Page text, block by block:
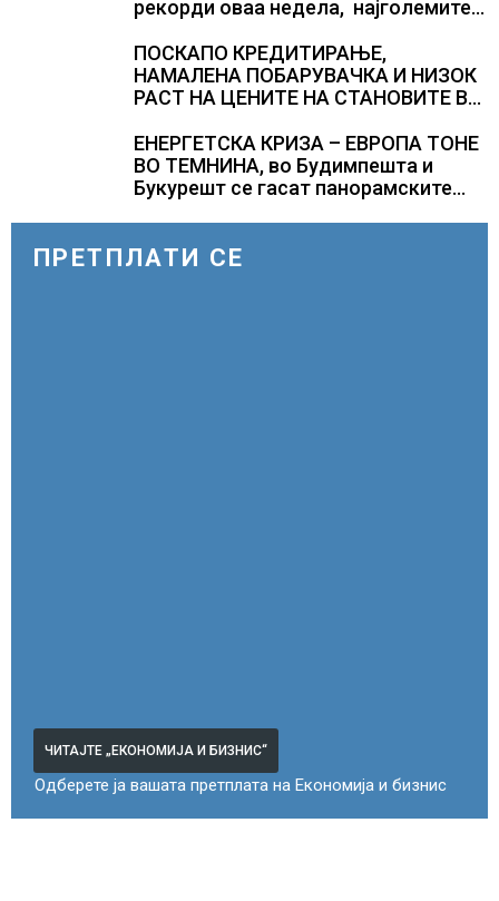
рекорди оваа недела, најголемите
компании за ВИ
ПОСКАПО КРЕДИТИРАЊЕ,
НАМАЛЕНА ПОБАРУВАЧКА И НИЗОК
РАСТ НА ЦЕНИТЕ НА СТАНОВИТЕ ВО
Штутгарт градот на
автомобилската индустрија која е
во криза
ЕНЕРГЕТСКА КРИЗА – ЕВРОПА ТОНЕ
ВО ТЕМНИНА, во Будимпешта и
Букурешт се гасат панорамските
ПРЕТПЛАТИ СЕ
ЧИТАЈТЕ „ЕКОНОМИЈА И БИЗНИС“
Одберете ја вашата претплата на Економија и бизнис